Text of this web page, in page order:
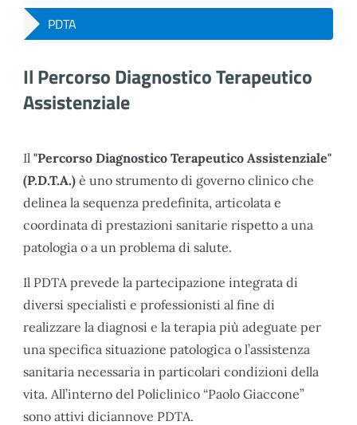
PDTA
Il Percorso Diagnostico Terapeutico
Assistenziale
Il "Percorso Diagnostico Terapeutico Assistenziale"
(P.D.T.A.) è uno strumento di governo clinico che
delinea la sequenza predefinita, articolata e
coordinata di prestazioni sanitarie rispetto a una
patologia o a un problema di salute.
Il PDTA prevede la partecipazione integrata di
diversi specialisti e professionisti al fine di
realizzare la diagnosi e la terapia più adeguate per
una specifica situazione patologica o l’assistenza
sanitaria necessaria in particolari condizioni della
vita. All’interno del Policlinico “Paolo Giaccone”
sono attivi diciannove PDTA.